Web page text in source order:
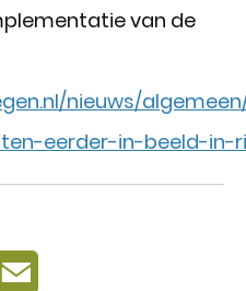
van de
nieuws/
eerder-in-beeld-in-